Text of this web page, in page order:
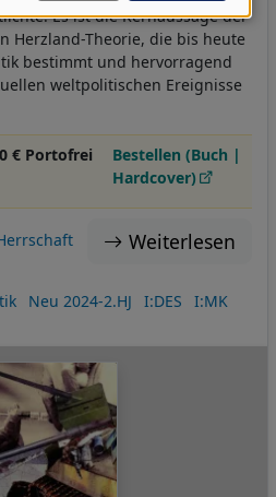
Es ist die Kernaussage der
Herzland-Theorie, die bis heute
bestimmt und hervorragend
weltpolitischen Ereignisse
€ Portofrei
Bestellen (Buch |
Hardcover)
Weiterlesen
Neu 2024-2.HJ I:DES I:MK